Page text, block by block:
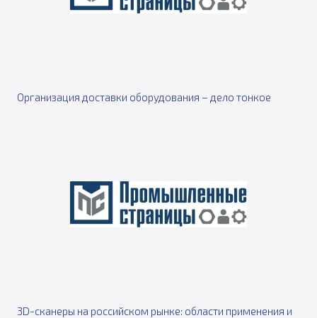
Организация доставки оборудования – дело тонкое
3D-сканеры на российском рынке: области применения и